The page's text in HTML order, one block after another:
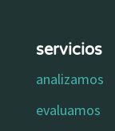
servicios
analizamos
evaluamos